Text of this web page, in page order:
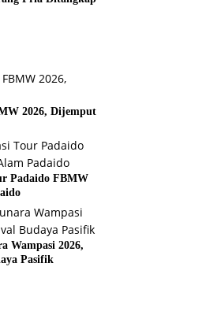
2026, Dijemput
Padaido FBMW
Wampasi 2026,
Pasifik